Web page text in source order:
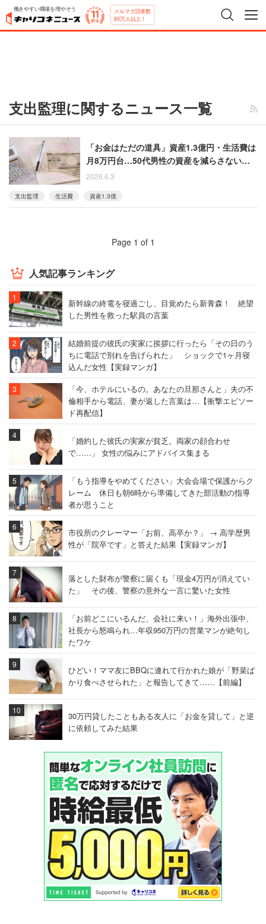
働きやすい職場を増やそう メルマガ読者数
65万人以上！
支出監理に関するニュース一覧
「お金はただの道具」資産1.3億円・生活費は
月8万円台…50代男性の資産を減らさない暮
らし
2026.6.3
支出監理 生活費 資産1.3億
Page 1 of 1
人気記事ランキング
新幹線の終電を寝過ごし、目覚めたら新青森！ 絶望
した男性を救った駅員の言葉
結婚前提の彼氏の実家に挨拶に行ったら「その日のう
ちに電話で別れを告げられた」 ショックで1ヶ月寝
込んだ女性【実録マンガ】
「今、ホテルにいるの。あなたの旦那さんと」夫の不
倫相手から電話、妻が返した言葉は…【衝撃エピソー
ド再配信】
「婚約した彼氏の実家が貧乏。両家の顔合わせ
で……」 女性の悩みにアドバイス集まる
「もう指導をやめてください」大会会場で保護からク
レーム 休日も朝6時から準備してきた部活動の指導
者が思うこと
市役所のクレーマー「お前、高卒か？」 → 高学歴男
性が「院卒です」と答えた結果【実録マンガ】
落とした財布が警察に届くも「現金4万円が消えてい
た」 その後、警察の意外な一言に驚いた女性
「お前どこにいるんだ、会社に来い！」海外出張中、
社長から怒鳴られ…年収950万円の営業マンが絶句し
たワケ
ひどい！ママ友にBBQに連れて行かれた娘が「野菜ば
かり食べさせられた」と報告してきて……【前編】
30万円貸したこともある友人に「お金を貸して」と逆
に依頼してみた結果